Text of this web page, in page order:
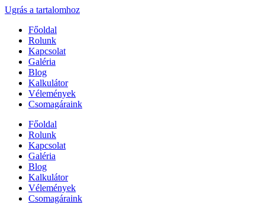
Ugrás a tartalomhoz
Főoldal
Rolunk
Kapcsolat
Galéria
Blog
Kalkulátor
Vélemények
Csomagáraink
Főoldal
Rolunk
Kapcsolat
Galéria
Blog
Kalkulátor
Vélemények
Csomagáraink